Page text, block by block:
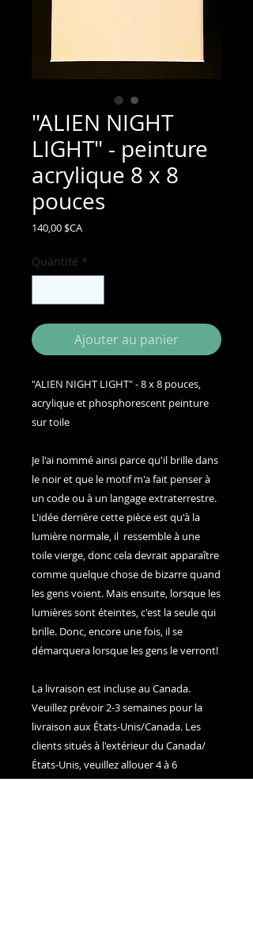
"ALIEN NIGHT
LIGHT" - peinture
acrylique 8 x 8
pouces
140,00 $CAPrix
Quantité *
Ajouter au panier
"ALIEN NIGHT LIGHT" - 8 x 8 pouces,
acrylique et phosphorescent peinture
sur toile
Je l'ai nommé ainsi parce qu'il brille dans
le noir et que le motif m'a fait penser à
un code ou à un langage extraterrestre.
L'idée derrière cette pièce est qu'à la
lumière normale, il ressemble à une
toile vierge, donc cela devrait apparaître
comme quelque chose de bizarre quand
les gens voient. Mais ensuite, lorsque les
lumières sont éteintes, c'est la seule qui
brille. Donc, encore une fois, il se
démarquera lorsque les gens le verront!
La livraison est incluse au Canada.
Veuillez prévoir 2-3 semaines pour la
livraison aux États-Unis/Canada. Les
clients situés à l'extérieur du Canada/
États-Unis, veuillez allouer 4 à 6
semaines pour la livraison.